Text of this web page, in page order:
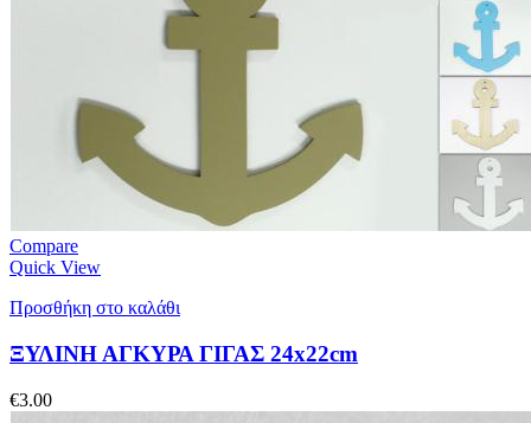
Compare
Quick View
Προσθήκη στο καλάθι
ΞΥΛΙΝΗ ΑΓΚΥΡΑ ΓΙΓΑΣ 24x22cm
€3.00